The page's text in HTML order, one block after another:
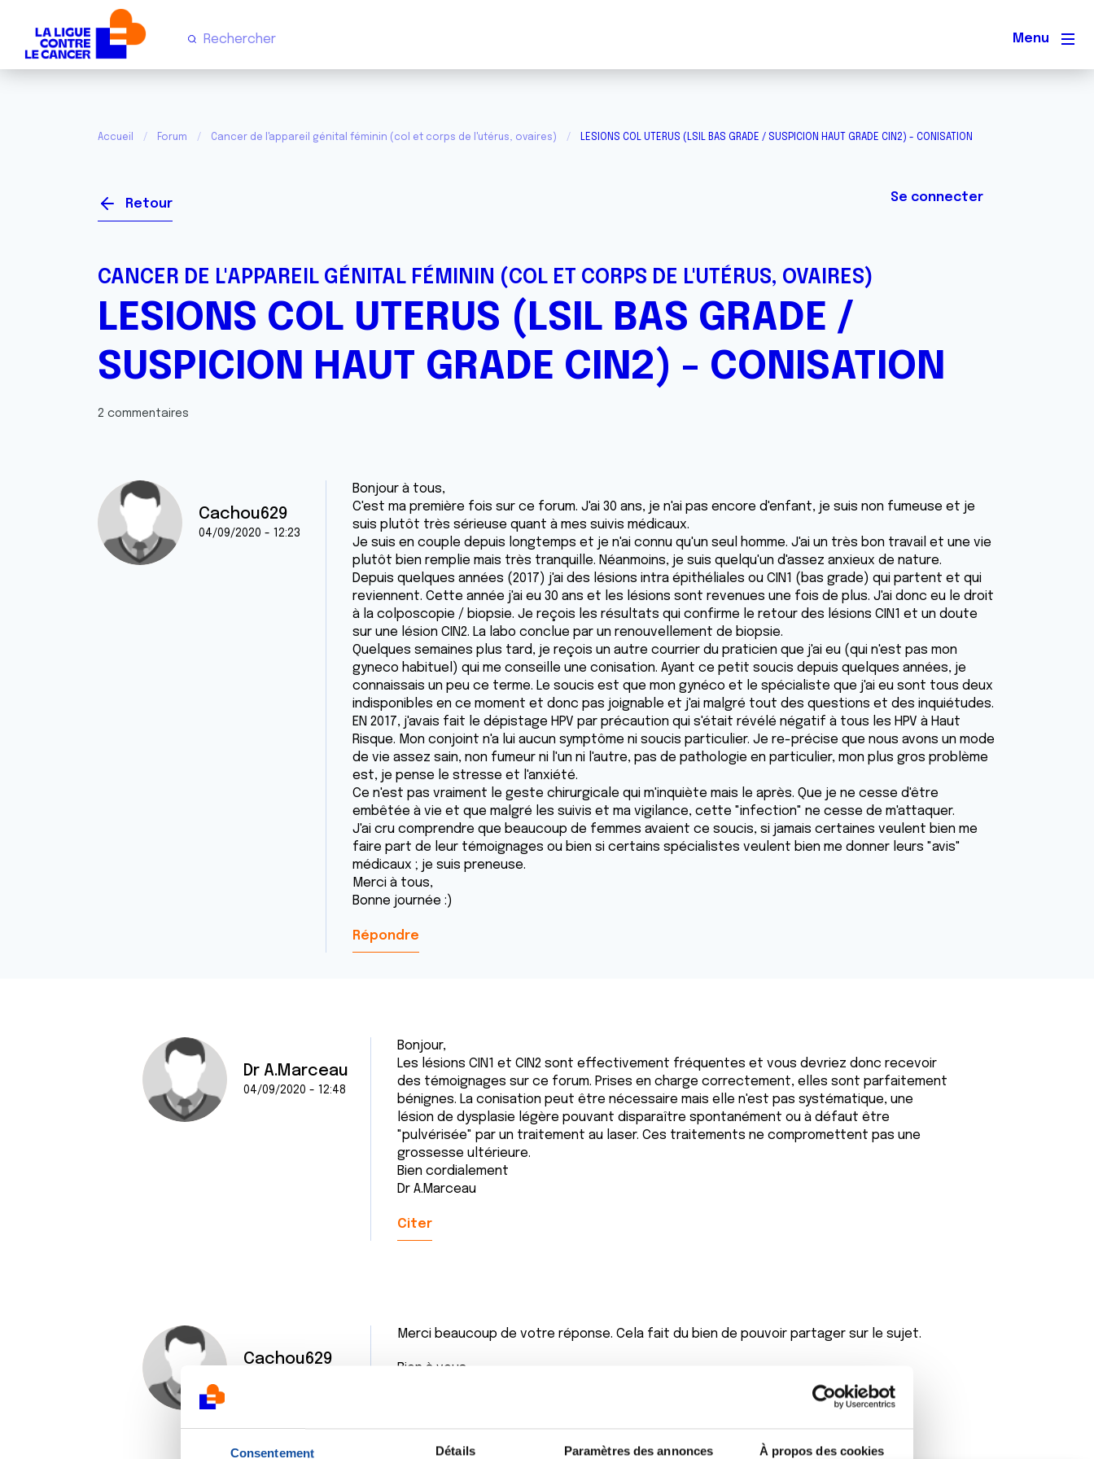
Consentement Détails Paramètres des annonces À propos des cookies
Menu
Accueil Forum Cancer de l'appareil génital féminin (col et corps de l'utérus, ovaires) LESIONS COL UTERUS (LSIL BAS GRADE / SUSPICION HAUT GRADE CIN2) - CONISATION
Retour Se connecter
CANCER DE L'APPAREIL GÉNITAL FÉMININ (COL ET CORPS DE L'UTÉRUS, OVAIRES)
LESIONS COL UTERUS (LSIL BAS GRADE /
SUSPICION HAUT GRADE CIN2) - CONISATION
2 commentaires
Cachou629
04/09/2020 - 12:23
Bonjour à tous,
C'est ma première fois sur ce forum. J'ai 30 ans, je n'ai pas encore d'enfant, je suis non fumeuse et je
suis plutôt très sérieuse quant à mes suivis médicaux.
Je suis en couple depuis longtemps et je n'ai connu qu'un seul homme. J'ai un très bon travail et une vie
plutôt bien remplie mais très tranquille. Néanmoins, je suis quelqu'un d'assez anxieux de nature.
Depuis quelques années (2017) j'ai des lésions intra épithéliales ou CIN1 (bas grade) qui partent et qui
reviennent. Cette année j'ai eu 30 ans et les lésions sont revenues une fois de plus. J'ai donc eu le droit
à la colposcopie / biopsie. Je reçois les résultats qui confirme le retour des lésions CIN1 et un doute
sur une lésion CIN2. La labo conclue par un renouvellement de biopsie.
Quelques semaines plus tard, je reçois un autre courrier du praticien que j'ai eu (qui n'est pas mon
gyneco habituel) qui me conseille une conisation. Ayant ce petit soucis depuis quelques années, je
connaissais un peu ce terme. Le soucis est que mon gynéco et le spécialiste que j'ai eu sont tous deux
indisponibles en ce moment et donc pas joignable et j'ai malgré tout des questions et des inquiétudes.
EN 2017, j'avais fait le dépistage HPV par précaution qui s'était révélé négatif à tous les HPV à Haut
Risque. Mon conjoint n'a lui aucun symptôme ni soucis particulier. Je re-précise que nous avons un mode
de vie assez sain, non fumeur ni l'un ni l'autre, pas de pathologie en particulier, mon plus gros problème
est, je pense le stresse et l'anxiété.
Ce n'est pas vraiment le geste chirurgicale qui m'inquiète mais le après. Que je ne cesse d'être
embêtée à vie et que malgré les suivis et ma vigilance, cette "infection" ne cesse de m'attaquer.
J'ai cru comprendre que beaucoup de femmes avaient ce soucis, si jamais certaines veulent bien me
faire part de leur témoignages ou bien si certains spécialistes veulent bien me donner leurs "avis"
médicaux ; je suis preneuse.
Merci à tous,
Bonne journée :)
Répondre
Dr A.Marceau
04/09/2020 - 12:48
Bonjour,
Les lésions CIN1 et CIN2 sont effectivement fréquentes et vous devriez donc recevoir
des témoignages sur ce forum. Prises en charge correctement, elles sont parfaitement
bénignes. La conisation peut être nécessaire mais elle n'est pas systématique, une
lésion de dysplasie légère pouvant disparaître spontanément ou à défaut être
"pulvérisée" par un traitement au laser. Ces traitements ne compromettent pas une
grossesse ultérieure.
Bien cordialement
Dr A.Marceau
Citer
Cachou629
Merci beaucoup de votre réponse. Cela fait du bien de pouvoir partager sur le sujet.
Bien à vous,